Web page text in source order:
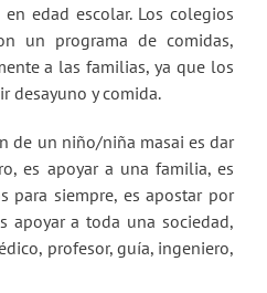
edad escolar. Los colegios
un programa de comidas,
a las familias, ya que los
desayuno y comida.
de un niño/niña masai es dar
es apoyar a una familia, es
para siempre, es apostar por
apoyar a toda una sociedad,
profesor, guía, ingeniero,